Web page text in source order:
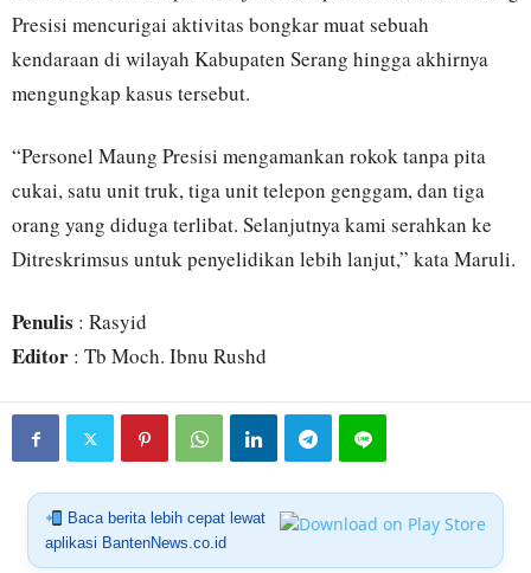
Presisi mencurigai aktivitas bongkar muat sebuah
kendaraan di wilayah Kabupaten Serang hingga akhirnya
mengungkap kasus tersebut.
“Personel Maung Presisi mengamankan rokok tanpa pita
cukai, satu unit truk, tiga unit telepon genggam, dan tiga
orang yang diduga terlibat. Selanjutnya kami serahkan ke
Ditreskrimsus untuk penyelidikan lebih lanjut,” kata Maruli.
Penulis : Rasyid
Editor : Tb Moch. Ibnu Rushd
Baca berita lebih cepat lewat
aplikasi BantenNews.co.id